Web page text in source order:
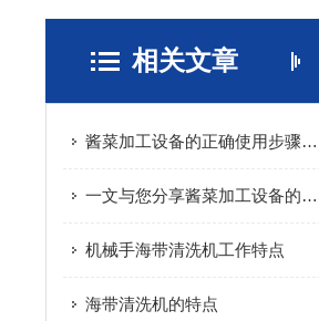
相关文章
酱菜加工设备的正确使用步骤分享
一文与您分享酱菜加工设备的常见故障相应解决方法
机械手海带清洗机工作特点
海带清洗机的特点